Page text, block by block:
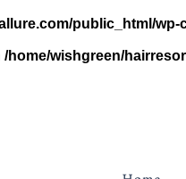
public_html/
/home/wishgreen/